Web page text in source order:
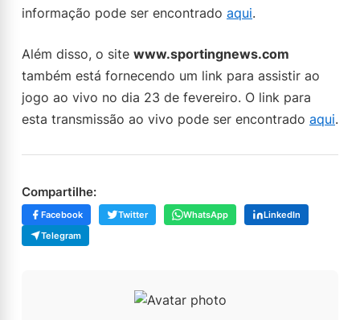
informação pode ser encontrado aqui.
Além disso, o site www.sportingnews.com
também está fornecendo um link para assistir ao
jogo ao vivo no dia 23 de fevereiro. O link para
esta transmissão ao vivo pode ser encontrado aqui.
Compartilhe:
Facebook Twitter WhatsApp
LinkedIn
Telegram